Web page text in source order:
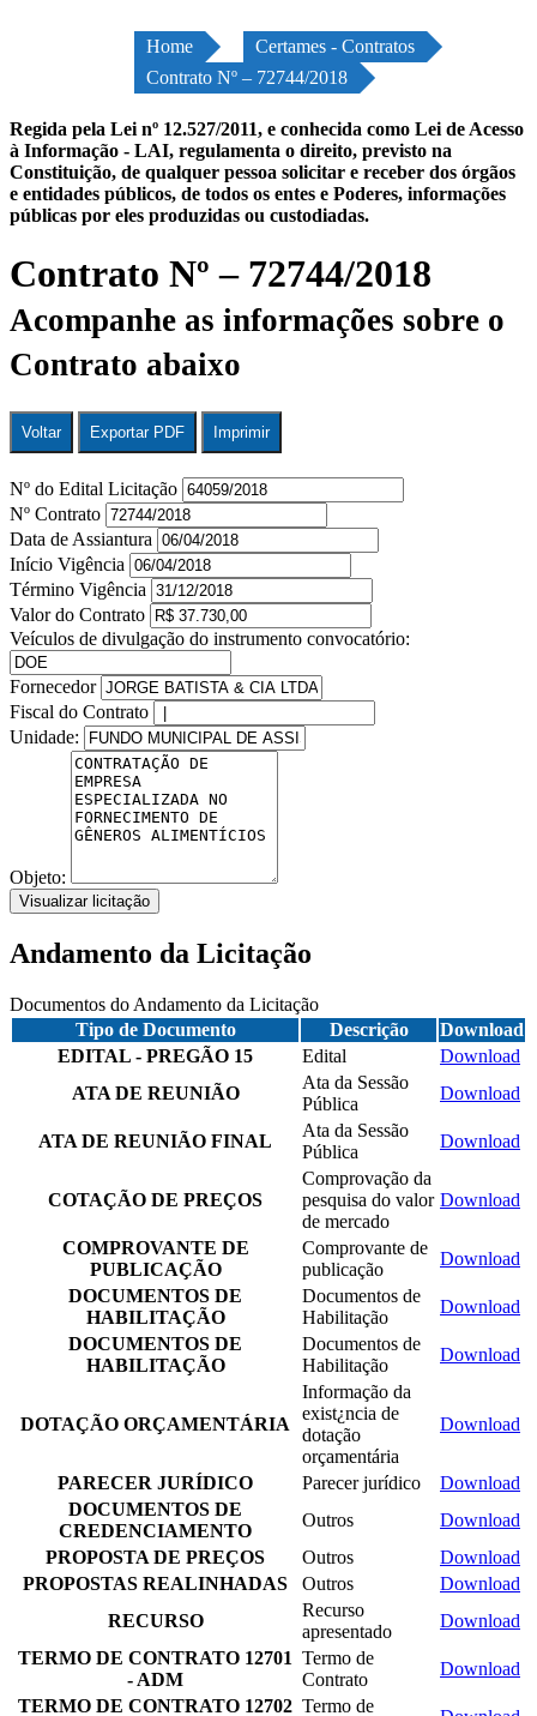
Home
Certames - Contratos
Contrato Nº – 72744/2018
Regida pela Lei nº 12.527/2011, e conhecida como Lei de Acesso
à Informação - LAI, regulamenta o direito, previsto na
Constituição, de qualquer pessoa solicitar e receber dos órgãos
e entidades públicos, de todos os entes e Poderes, informações
públicas por eles produzidas ou custodiadas.
Contrato Nº – 72744/2018
Acompanhe as informações sobre o
Contrato abaixo
Voltar Exportar PDF Imprimir
Nº do Edital Licitação
Nº Contrato
Data de Assiantura
Início Vigência
Término Vigência
Valor do Contrato
Veículos de divulgação do instrumento convocatório:
Fornecedor
Fiscal do Contrato
Unidade:
Objeto:
Visualizar licitação
Andamento da Licitação
Documentos do Andamento da Licitação
Tipo de Documento
Descrição
Download
EDITAL - PREGÃO 15
Edital
Download
ATA DE REUNIÃO
Ata da Sessão
Pública
Download
ATA DE REUNIÃO FINAL
Ata da Sessão
Pública
Download
COTAÇÃO DE PREÇOS
Comprovação da
pesquisa do valor
de mercado
Download
COMPROVANTE DE
PUBLICAÇÃO
Comprovante de
publicação
Download
DOCUMENTOS DE
HABILITAÇÃO
Documentos de
Habilitação
Download
DOCUMENTOS DE
HABILITAÇÃO
Documentos de
Habilitação
Download
DOTAÇÃO ORÇAMENTÁRIA
Informação da
exist¿ncia de
dotação
orçamentária
Download
PARECER JURÍDICO Parecer jurídico
Download
DOCUMENTOS DE
CREDENCIAMENTO
Outros
Download
PROPOSTA DE PREÇOS
Outros
Download
PROPOSTAS REALINHADAS
Outros
Download
RECURSO
Recurso
apresentado
Download
TERMO DE CONTRATO 12701
- ADM
Termo de
Contrato
Download
TERMO DE CONTRATO 12702 Termo de